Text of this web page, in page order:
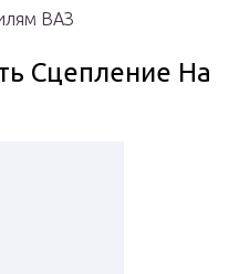
ВАЗ
Сцепление На